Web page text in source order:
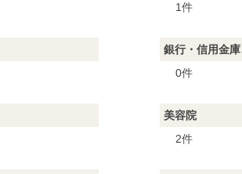
1件
銀行・信用金
0件
美容院
2件